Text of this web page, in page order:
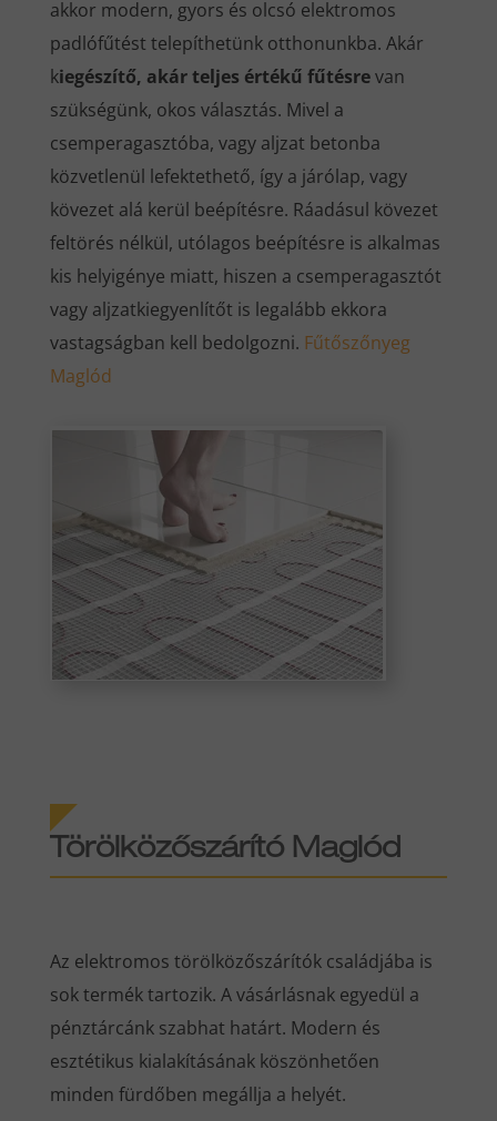
akkor modern, gyors és olcsó elektromos
padlófűtést telepíthetünk otthonunkba. Akár
kiegészítő, akár teljes értékű fűtésrevan
szükségünk, okos választás. Mivel a
csemperagasztóba, vagy aljzat betonba
közvetlenül lefektethető, így a járólap, vagy
kövezet alá kerül beépítésre. Ráadásul kövezet
feltörés nélkül, utólagos beépítésre is alkalmas
kis helyigénye miatt, hiszen a csemperagasztót
vagy aljzatkiegyenlítőt is legalább ekkora
vastagságban kell bedolgozni. Fűtőszőnyeg
Maglód
Törölközőszárító Maglód
Az elektromos törölközőszárítók családjába is
sok termék tartozik. A vásárlásnak egyedül a
pénztárcánk szabhat határt. Modern és
esztétikus kialakításának köszönhetően
minden fürdőben megállja a helyét.